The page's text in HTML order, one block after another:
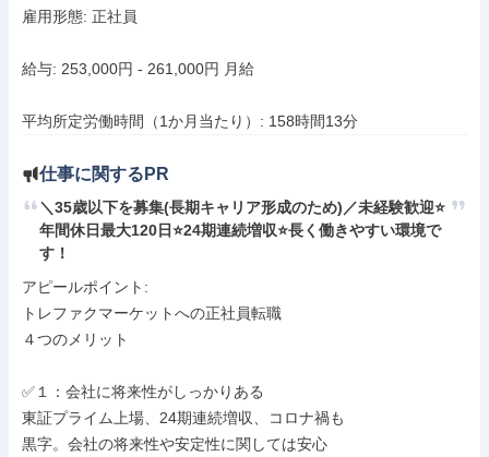
雇用形態: 正社員
給与: 253,000円 - 261,000円 月給
平均所定労働時間（1か月当たり）: 158時間13分
仕事に関するPR
＼35歳以下を募集(長期キャリア形成のため)／未経験歓迎⭐️
年間休日最大120日⭐️24期連続増収⭐️長く働きやすい環境で
す！
アピールポイント:
トレファクマーケットへの正社員転職
４つのメリット
✅️１：会社に将来性がしっかりある
東証プライム上場、24期連続増収、コロナ禍も
黒字。会社の将来性や安定性に関しては安心